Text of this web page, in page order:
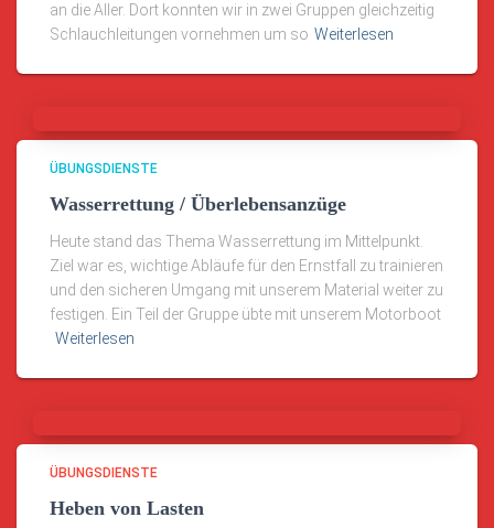
an die Aller. Dort konnten wir in zwei Gruppen gleichzeitig
Schlauchleitungen vornehmen um so Weiterlesen
ÜBUNGSDIENSTE
Wasserrettung / Überlebensanzüge
Heute stand das Thema Wasserrettung im Mittelpunkt.
Ziel war es, wichtige Abläufe für den Ernstfall zu trainieren
und den sicheren Umgang mit unserem Material weiter zu
festigen. Ein Teil der Gruppe übte mit unserem Motorboot
Weiterlesen
ÜBUNGSDIENSTE
Heben von Lasten